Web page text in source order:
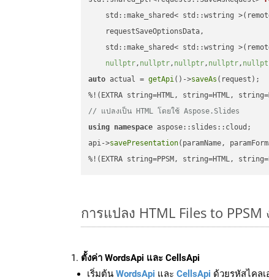
std::make_shared< std::wstring
    requestSaveOptionsData,
std::make_shared< std::wstring
nullptr, nullptr, nullptr, nullptr,
auto actual = getApi()->saveAs (request);
// แปลงเป็น HTML โดยใช้ Aspose.Slides
using namespace
api->savePresentation(paramName,
%!(EXTRA string=PPSM, string=HTML,
การแปลง HTML Files to PPSM
ตั้งค่า WordsApi และ CellsApi
เริ่มต้น WordsApi และ CellsApi ด้วยรหัสไคล